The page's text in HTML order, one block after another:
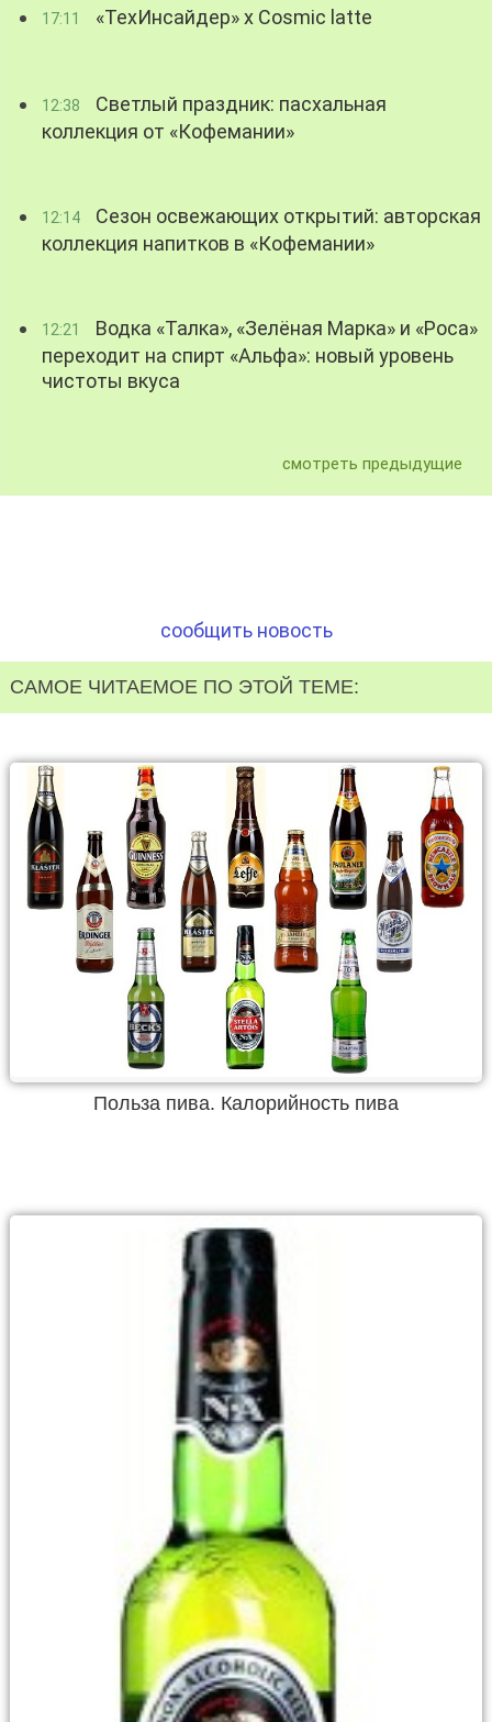
17:11 «ТехИнсайдер» х Cosmic latte
12:38
Светлый праздник: пасхальная
коллекция от «Кофемании»
12:14
Сезон освежающих открытий: авторская
коллекция напитков в «Кофемании»
12:21
Водка «Талка», «Зелёная Марка» и «Роса»
переходит на спирт «Альфа»: новый уровень
чистоты вкуса
смотреть предыдущие
сообщить новость
САМОЕ ЧИТАЕМОЕ ПО ЭТОЙ ТЕМЕ:
Польза пива. Калорийность пива